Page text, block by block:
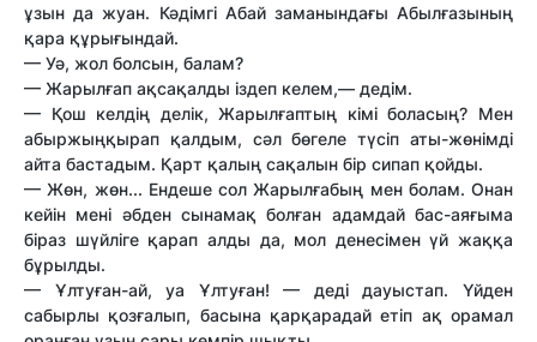
ұзын да жуан. Кәдімгі Абай заманындағы Абылғазының
қара құрығындай.
— Уә, жол болсын, балам?
— Жарылғап ақсақалды іздеп келем,— дедім.
— Қош келдің делік, Жарылғаптың кімі боласың? Мен
абыржыңқырап қалдым, сәл бөгеле түсіп аты-жөнімді
айта бастадым. Қарт қалың сақалын бір сипап қойды.
— Жөн, жөн... Ендеше сол Жарылғабың мен болам. Онан
кейін мені әбден сынамақ болған адамдай бас-аяғыма
біраз шүйліге қарап алды да, мол денесімен үй жаққа
бұрылды.
— Ұлтуған-ай, уа Ұлтуған! — деді дауыстап. Үйден
сабырлы қозғалып, басына қарқарадай етіп ақ орамал